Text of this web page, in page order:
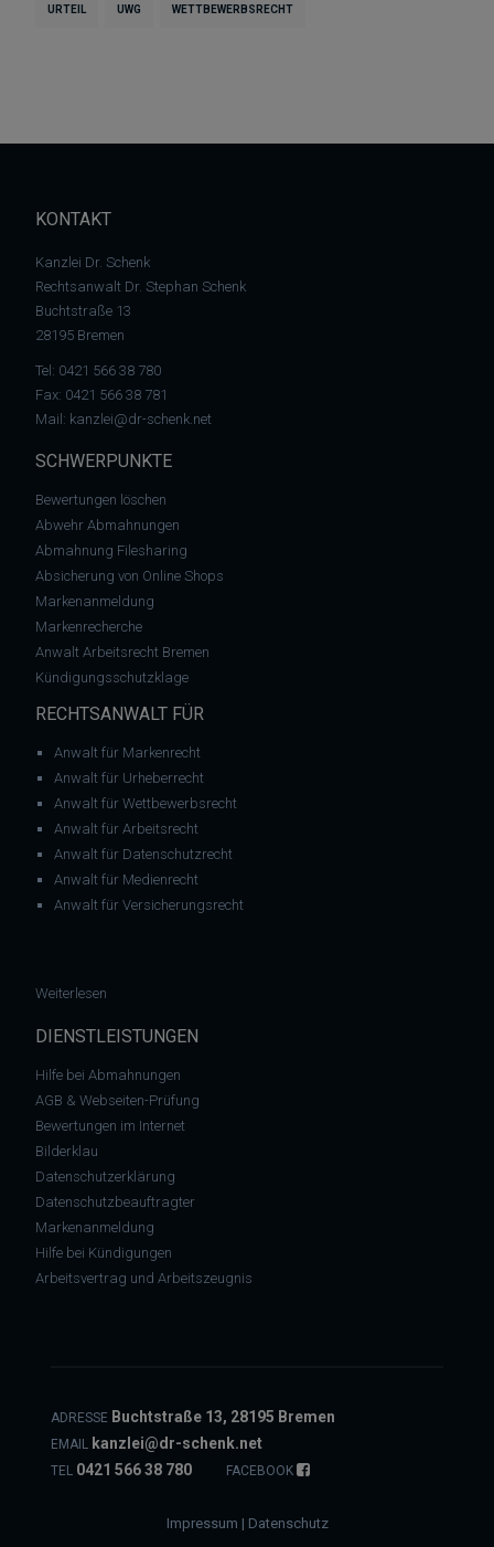
URTEIL UWG WETTBEWERBSRECHT
KONTAKT
Kanzlei Dr. Schenk
Rechtsanwalt Dr. Stephan Schenk
Buchtstraße 13
28195 Bremen
Tel: 0421 566 38 780
Fax: 0421 566 38 781
Mail: kanzlei@dr-schenk.net
SCHWERPUNKTE
Bewertungen löschen
Abwehr Abmahnungen
Abmahnung Filesharing
Absicherung von Online Shops
Markenanmeldung
Markenrecherche
Anwalt Arbeitsrecht Bremen
Kündigungsschutzklage
RECHTSANWALT FÜR
Anwalt für Markenrecht
Anwalt für Urheberrecht
Anwalt für Wettbewerbsrecht
Anwalt für Arbeitsrecht
Anwalt für Datenschutzrecht
Anwalt für Medienrecht
Anwalt für Versicherungsrecht
Weiterlesen
DIENSTLEISTUNGEN
Hilfe bei Abmahnungen
AGB & Webseiten-Prüfung
Bewertungen im Internet
Bilderklau
Datenschutzerklärung
Datenschutzbeauftragter
Markenanmeldung
Hilfe bei Kündigungen
Arbeitsvertrag und Arbeitszeugnis
ADRESSE Buchtstraße 13, 28195 Bremen
EMAIL kanzlei@dr-schenk.net
TEL 0421 566 38 780 FACEBOOK
Impressum | Datenschutz